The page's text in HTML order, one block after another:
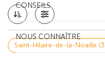
CONSEILS
NOUS CONNAÎTRE
Saint-Hilaire-de-la-Noaille